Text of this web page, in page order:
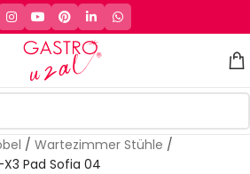
/ Wartezimmer Stühle /
Pad Sofia 04